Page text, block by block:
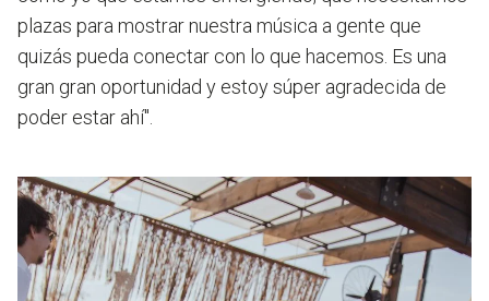
plazas para mostrar nuestra música a gente que
quizás pueda conectar con lo que hacemos . Es una
gran gran oportunidad y estoy súper agradecida de
poder estar ahí".